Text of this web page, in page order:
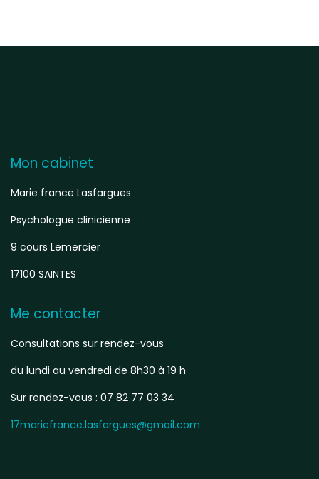
Mon cabinet
Marie france Lasfargues
Psychologue clinicienne
9 cours Lemercier
17100 SAINTES
Me contacter
Consultations sur rendez-vous
du lundi au vendredi de 8h30 à 19 h
Sur rendez-vous : 07 82 77 03 34
17mariefrance.lasfargues@gmail.com